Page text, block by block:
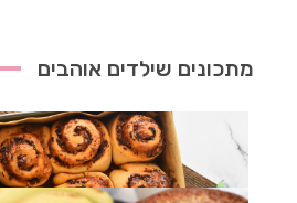
מתכונים שילדים אוהבים